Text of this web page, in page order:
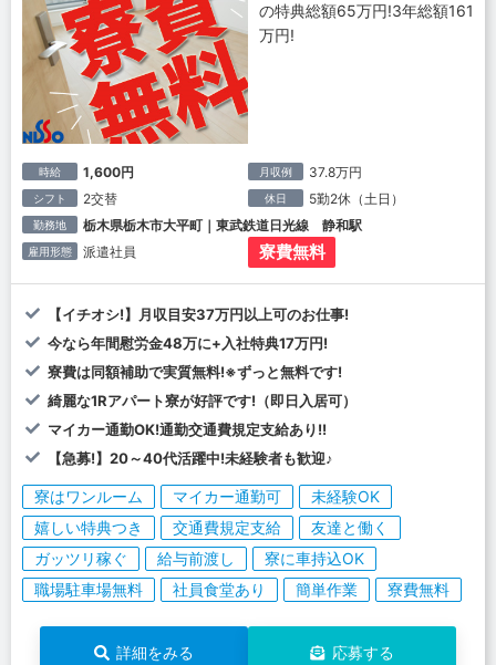
の特典総額65万円!3年総額161
万円!
時給 1,600円 月収例 37.8万円
シフト 2交替 休日 5勤2休（土日）
勤務地 栃木県栃木市大平町｜東武鉄道日光線 静和駅
雇用形態 派遣社員 寮費無料
【イチオシ!】月収目安37万円以上可のお仕事!
今なら年間慰労金48万に+入社特典17万円!
寮費は同額補助で実質無料!※ずっと無料です!
綺麗な1Rアパート寮が好評です!（即日入居可）
マイカー通勤OK!通勤交通費規定支給あり!!
【急募!】20～40代活躍中!未経験者も歓迎♪
寮はワンルーム マイカー通勤可
未経験OK
嬉しい特典つき
交通費規定支給
友達と働く
ガッツリ稼ぐ
給与前渡し
寮に車持込OK
職場駐車場無料
社員食堂あり 簡単作業 寮費無料
詳細をみる 応募する